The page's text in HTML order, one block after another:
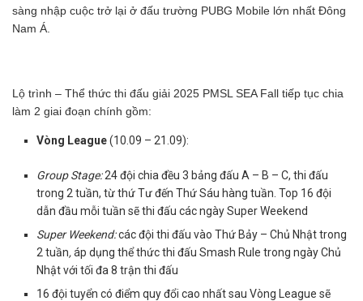
sàng nhập cuộc trở lại ở đấu trường PUBG Mobile lớn nhất Đông
Nam Á.
Lộ trình – Thể thức thi đấu giải 2025 PMSL SEA Fall tiếp tục chia
làm 2 giai đoạn chính gồm:
Vòng League(10.09 – 21.09):
Group Stage:24 đội chia đều 3 bảng đấu A – B – C, thi đấu
trong 2 tuần, từ thứ Tư đến Thứ Sáu hàng tuần. Top 16 đội
dẫn đầu mỗi tuần sẽ thi đấu các ngày Super Weekend
Super Weekend:các đội thi đấu vào Thứ Bảy – Chủ Nhật trong
2 tuần,áp dụng thể thức thi đấu Smash Rule trong ngày Chủ
Nhật với tối đa 8 trận thi đấu
16 đội tuyển có điểm quy đổi cao nhất sau Vòng League sẽ